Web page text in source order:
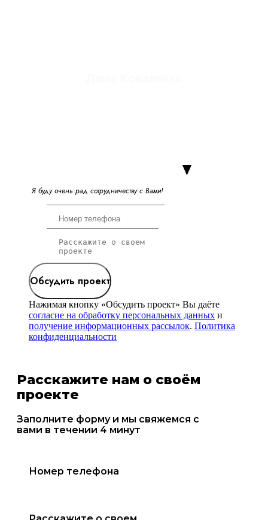
Я буду очень рад сотрудничеству с Вами!
Обсудить проект
Нажимая кнопку «Обсудить проект» Вы даёте
согласие на обработку персональных данных и
получение информационных рассылок. Политика
конфиденциальности
Расскажите нам о своём
проекте
Заполните форму и мы свяжемся с
вами в течении 4 минут